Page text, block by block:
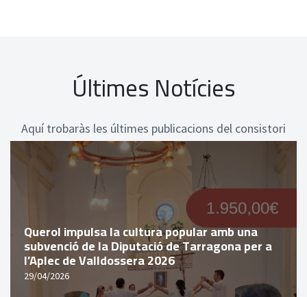
Últimes Notícies
Aquí trobaràs les últimes publicacions del consistori
Querol impulsa la cultura popular amb una
subvenció de la Diputació de Tarragona per a
l’Aplec de Valldossera 2026
29/04/2026